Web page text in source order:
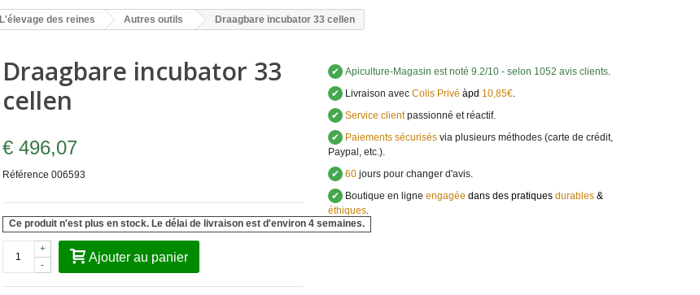
L'élevage des reines Autres outils Draagbare incubator 33 cellen
Draagbare incubator 33
cellen
€ 496,07
Référence 006593
Ce produit n'est plus en stock. Le délai de livraison est d'environ 4 semaines.
-
+
Ajouter au panier
✔ Apiculture-Magasin est noté 9.2/10 - selon 1052 avis clients.
✔ Livraison avecColis Privé àpd 10,85€.
✔ Service clientpassionné et réactif.
✔ Paiements sécurisésvia plusieurs méthodes (carte de crédit,
Paypal, etc.).
✔ 60jours pour changer d'avis.
✔ Boutique en ligne engagée dans des pratiques durables&
éthiques.